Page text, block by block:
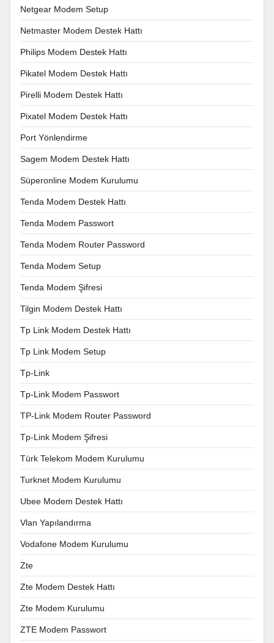
Netgear Modem Setup
Netmaster Modem Destek Hattı
Philips Modem Destek Hattı
Pikatel Modem Destek Hattı
Pirelli Modem Destek Hattı
Pixatel Modem Destek Hattı
Port Yönlendirme
Sagem Modem Destek Hattı
Süperonline Modem Kurulumu
Tenda Modem Destek Hattı
Tenda Modem Passwort
Tenda Modem Router Password
Tenda Modem Setup
Tenda Modem Şifresi
Tilgin Modem Destek Hattı
Tp Link Modem Destek Hattı
Tp Link Modem Setup
Tp-Link
Tp-Link Modem Passwort
TP-Link Modem Router Password
Tp-Link Modem Şifresi
Türk Telekom Modem Kurulumu
Turknet Modem Kurulumu
Ubee Modem Destek Hattı
Vlan Yapılandırma
Vodafone Modem Kurulumu
Zte
Zte Modem Destek Hattı
Zte Modem Kurulumu
ZTE Modem Passwort